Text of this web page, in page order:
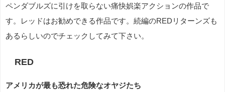
ペンダブルズに引けを取らない痛快娯楽アクションの作品で
す。レッドはお勧めできる作品です。続編のREDリターンズも
あるらしいのでチェックしてみて下さい。
RED
アメリカが最も恐れた危険なオヤジたち